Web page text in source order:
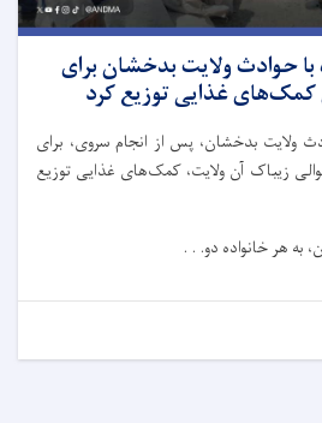
با حوادث ولایت بدخشان برای
ولایت بدخشان، پس از انجام سروی، برای
زیباک آن ولایت، کمک‌های غذایی توزیع
به هر خانواده دو. . .